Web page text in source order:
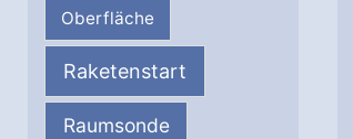
Oberfläche
Raketenstart
Raumsonde